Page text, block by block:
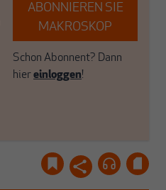
ABONNIEREN SIE
MAKROSKOP
Schon Abonnent? Dann
hiereinloggen!